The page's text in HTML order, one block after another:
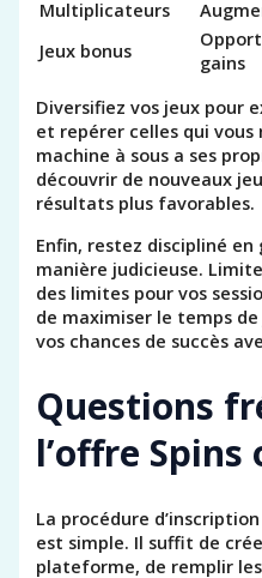
Multiplicateurs
Jeux bonus
gains
Diversifiez vos jeux pour
et repérer celles qui
machine à sous a ses
découvrir de nouveaux
résultats plus favorables.
Enfin, restez discipliné
manière judicieuse.
des limites pour vos
de maximiser le temps
vos chances de succès
Questions
l’offre Spins
La procédure
est simple. Il suffit de
plateforme, de remplir